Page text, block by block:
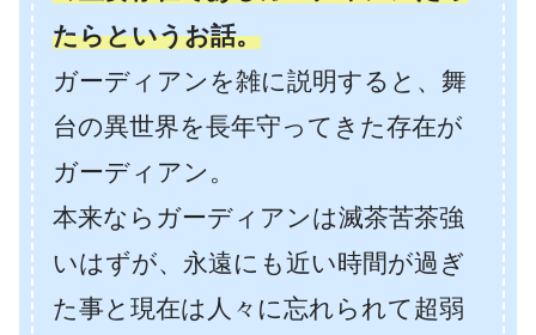
たらというお話。
ガーディアンを雑に説明すると、舞
台の異世界を長年守ってきた存在が
ガーディアン。
本来ならガーディアンは滅茶苦茶強
いはずが、永遠にも近い時間が過ぎ
た事と現在は人々に忘れられて超弱